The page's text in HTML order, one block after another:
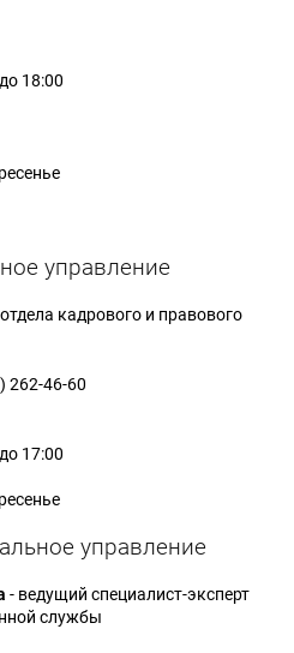
18:00
управление
кадрового и правового
262-46-60
17:00
управление
- ведущий специалист-эксперт
службы